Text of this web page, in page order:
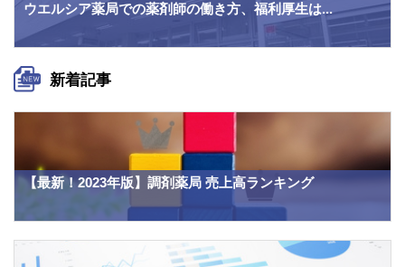
ウエルシア薬局での薬剤師の働き方、福利厚生は...
新着記事
【最新！2023年版】調剤薬局 売上高ランキング